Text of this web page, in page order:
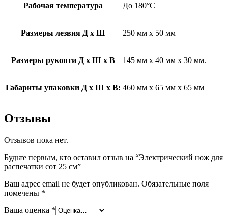
Рабочая температура До 180°C
Размеры лезвия Д х Ш 250 мм х 50 мм
Размеры рукояти Д х Ш х В 145 мм х 40 мм х 30 мм.
Габариты упаковки Д х Ш х В: 460 мм х 65 мм х 65 мм
Отзывы
Отзывов пока нет.
Будьте первым, кто оставил отзыв на “Электрический нож для
распечатки сот 25 см”
Ваш адрес email не будет опубликован. Обязательные поля
помечены *
Ваша оценка *